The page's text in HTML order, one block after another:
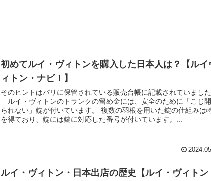
初めてルイ・ヴィトンを購入した日本人は？【ルイ
ィトン・ナビ！】
そのヒントはパリに保管されている販売台帳に記載されていました
ルイ・ヴィトンのトランクの留め金には、安全のために「こじ
られない」錠が付いています。 複数の羽根を用いた錠の仕組みは
を得ており、錠には鍵に対応した番号が付いています。...
ルイ・ヴィトン・日本出店の歴史【ルイ・ヴィトン